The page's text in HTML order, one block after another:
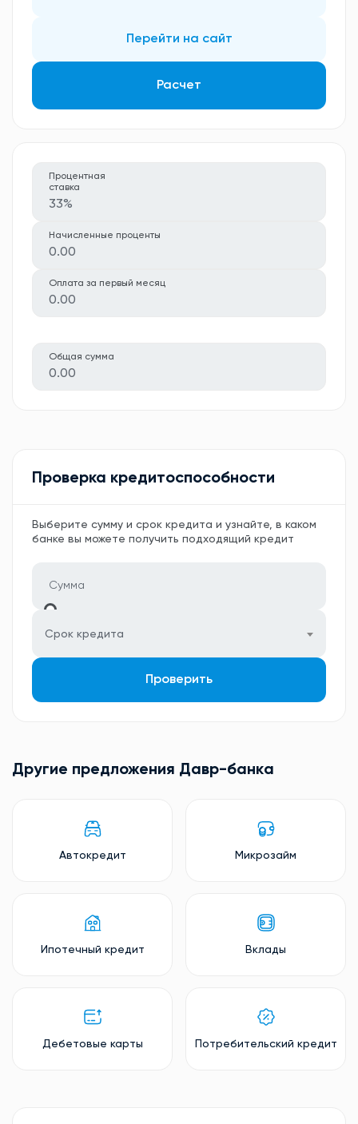
Перейти на сайт
Расчет
Процентная
ставка
33%
Начисленные проценты
0.00
Оплата за первый месяц
0.00
Общая сумма
0.00
Проверка кредитоспособности
Выберите сумму и срок кредита и узнайте, в каком
банке вы можете получить подходящий кредит
Срок кредита
Проверить
Другие предложения Давр-банкa
Автокредит Микрозайм
Ипотечный кредит Вклады
Дебетовые карты Потребительский кредит